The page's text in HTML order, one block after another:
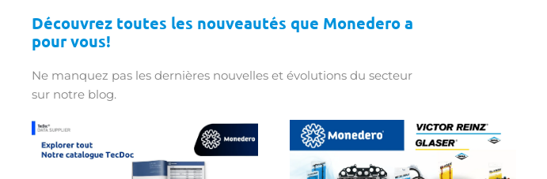
Découvrez toutes les nouveautés que Monedero a
pour vous!
Ne manquez pas les dernières nouvelles et évolutions du secteur
sur notre blog.